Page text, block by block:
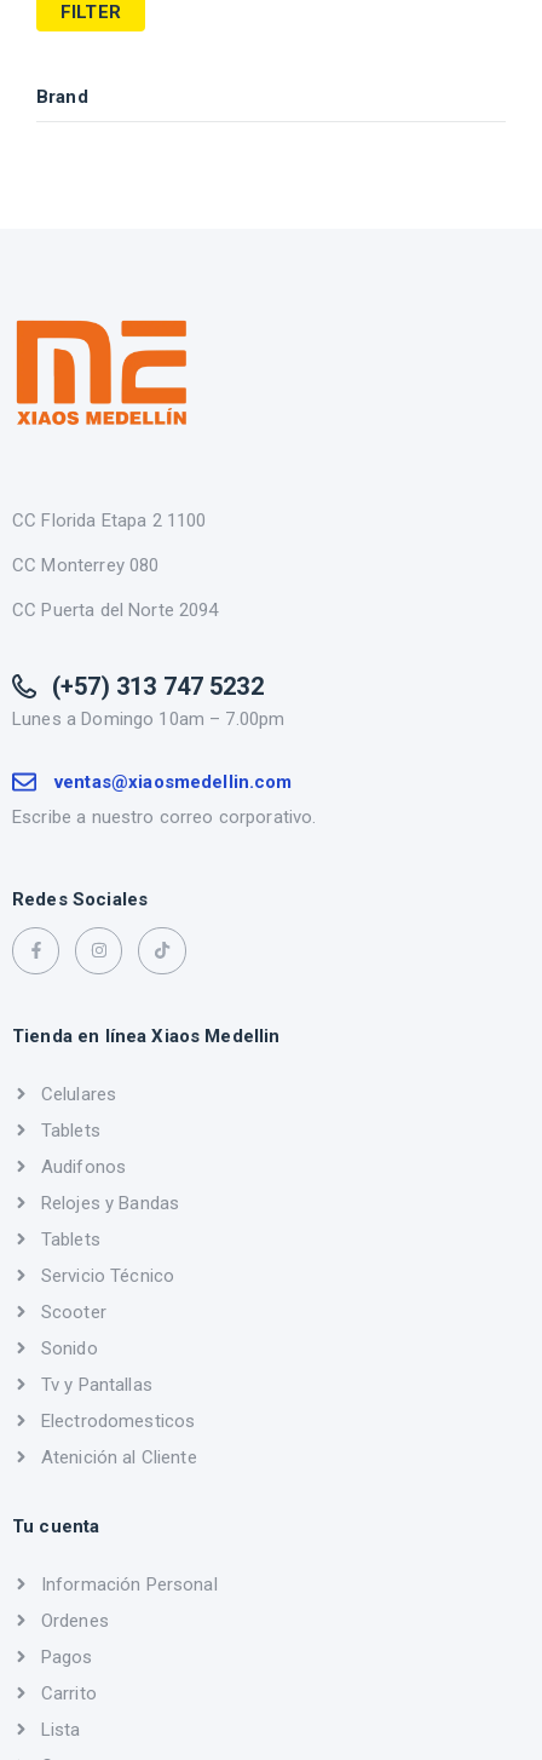
FILTER
Brand
CC Florida Etapa 2 1100
CC Monterrey 080
CC Puerta del Norte 2094
(+57) 313 747 5232
Lunes a Domingo 10am – 7.00pm
ventas@xiaosmedellin.com
Escribe a nuestro correo corporativo.
Redes Sociales
Tienda en línea Xiaos Medellin
Celulares
Tablets
Audifonos
Relojes y Bandas
Tablets
Servicio Técnico
Scooter
Sonido
Tv y Pantallas
Electrodomesticos
Atenición al Cliente
Tu cuenta
Información Personal
Ordenes
Pagos
Carrito
Lista